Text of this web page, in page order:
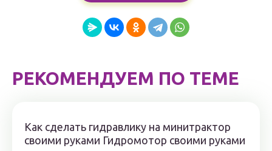
РЕКОМЕНДУЕМ ПО ТЕМЕ
Как сделать гидравлику на минитрактор
своими руками Гидромотор своими руками